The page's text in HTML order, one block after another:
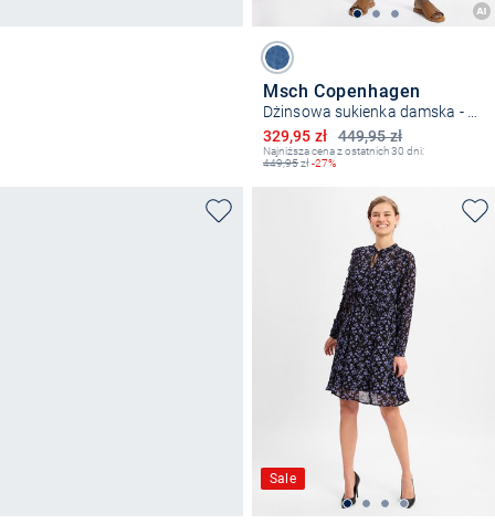
Msch Copenhagen
449,95 zł
Obniżona cena
329,95 zł
Najniższa cena z ostatnich 30 dni:
449,95zł-27%
Sale